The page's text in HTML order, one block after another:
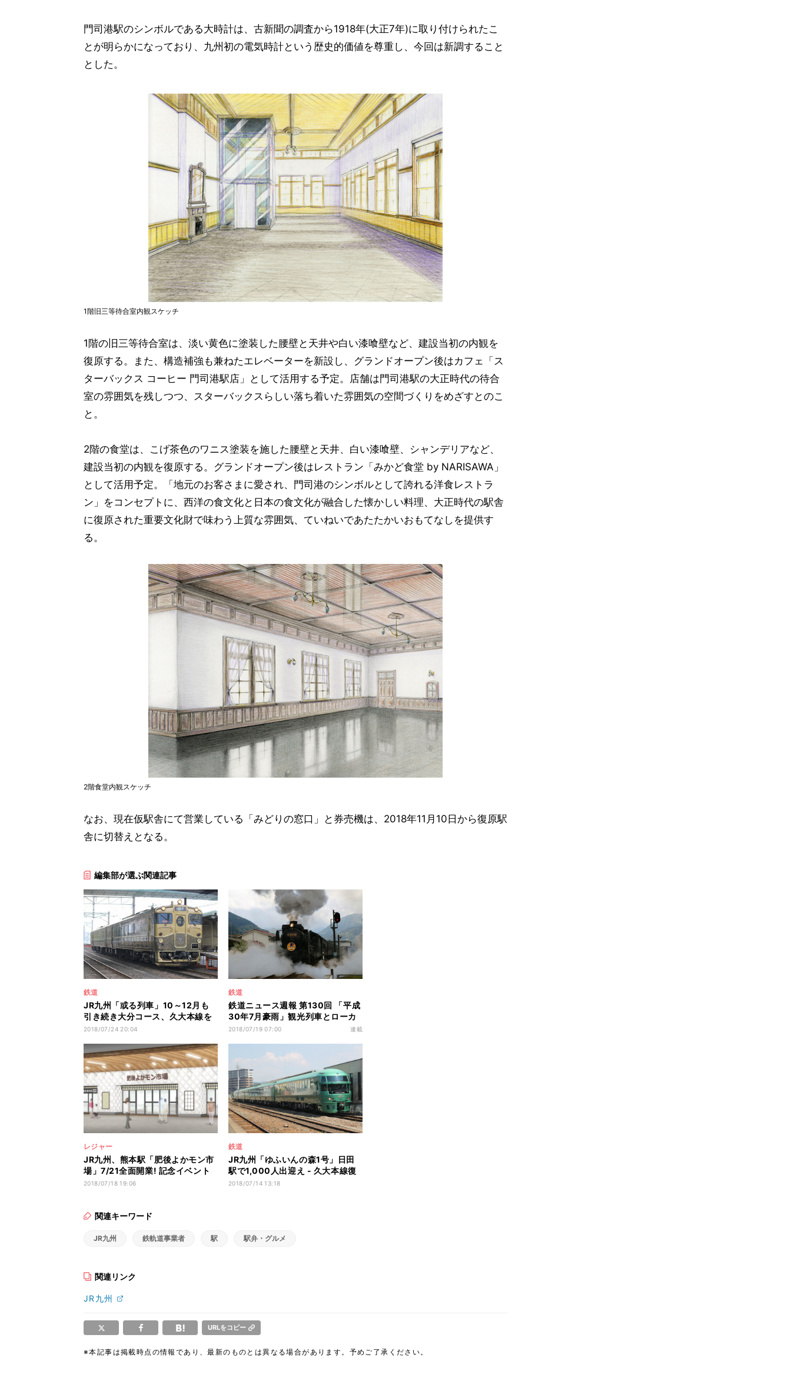
門司港駅のシンボルである大時計は、古新聞の調査から1918年(大正7年)に取り付けられたこ
とが明らかになっており、九州初の電気時計という歴史的価値を尊重し、今回は新調すること
とした。
1階旧三等待合室内観スケッチ
1階の旧三等待合室は、淡い黄色に塗装した腰壁と天井や白い漆喰壁など、建設当初の内観を
復原する。また、構造補強も兼ねたエレベーターを新設し、グランドオープン後はカフェ「ス
ターバックス コーヒー 門司港駅店」として活用する予定。店舗は門司港駅の大正時代の待合
室の雰囲気を残しつつ、スターバックスらしい落ち着いた雰囲気の空間づくりをめざすとのこ
と。
2階の食堂は、こげ茶色のワニス塗装を施した腰壁と天井、白い漆喰壁、シャンデリアなど、
建設当初の内観を復原する。グランドオープン後はレストラン「みかど食堂 by NARISAWA」
として活用予定。「地元のお客さまに愛され、門司港のシンボルとして誇れる洋食レストラ
ン」をコンセプトに、西洋の食文化と日本の食文化が融合した懐かしい料理、大正時代の駅舎
に復原された重要文化財で味わう上質な雰囲気、ていねいであたたかいおもてなしを提供す
る。
2階食堂内観スケッチ
なお、現在仮駅舎にて営業している「みどりの窓口」と券売機は、2018年11月10日から復原駅
舎に切替えとなる。
編集部が選ぶ関連記事
鉄道
JR九州「或る列車」10～12月も
引き続き大分コース、久大本線を
運行
2018/07/24 20:04
鉄道
鉄道ニュース週報 第130回 「平成
30年7月豪雨」観光列車とローカ
ル線の危機
2018/07/19 07:00 連載
レジャー
JR九州、熊本駅「肥後よかモン市
場」7/21全面開業! 記念イベント
も
2018/07/18 19:06
鉄道
JR九州「ゆふいんの森1号」日田
駅で1,000人出迎え - 久大本線復
旧
2018/07/14 13:18
関連キーワード
JR九州 鉄軌道事業者 駅 駅弁・グルメ
関連リンク
JR九州
URLをコピー
※本記事は掲載時点の情報であり、最新のものとは異なる場合があります。予めご了承ください。